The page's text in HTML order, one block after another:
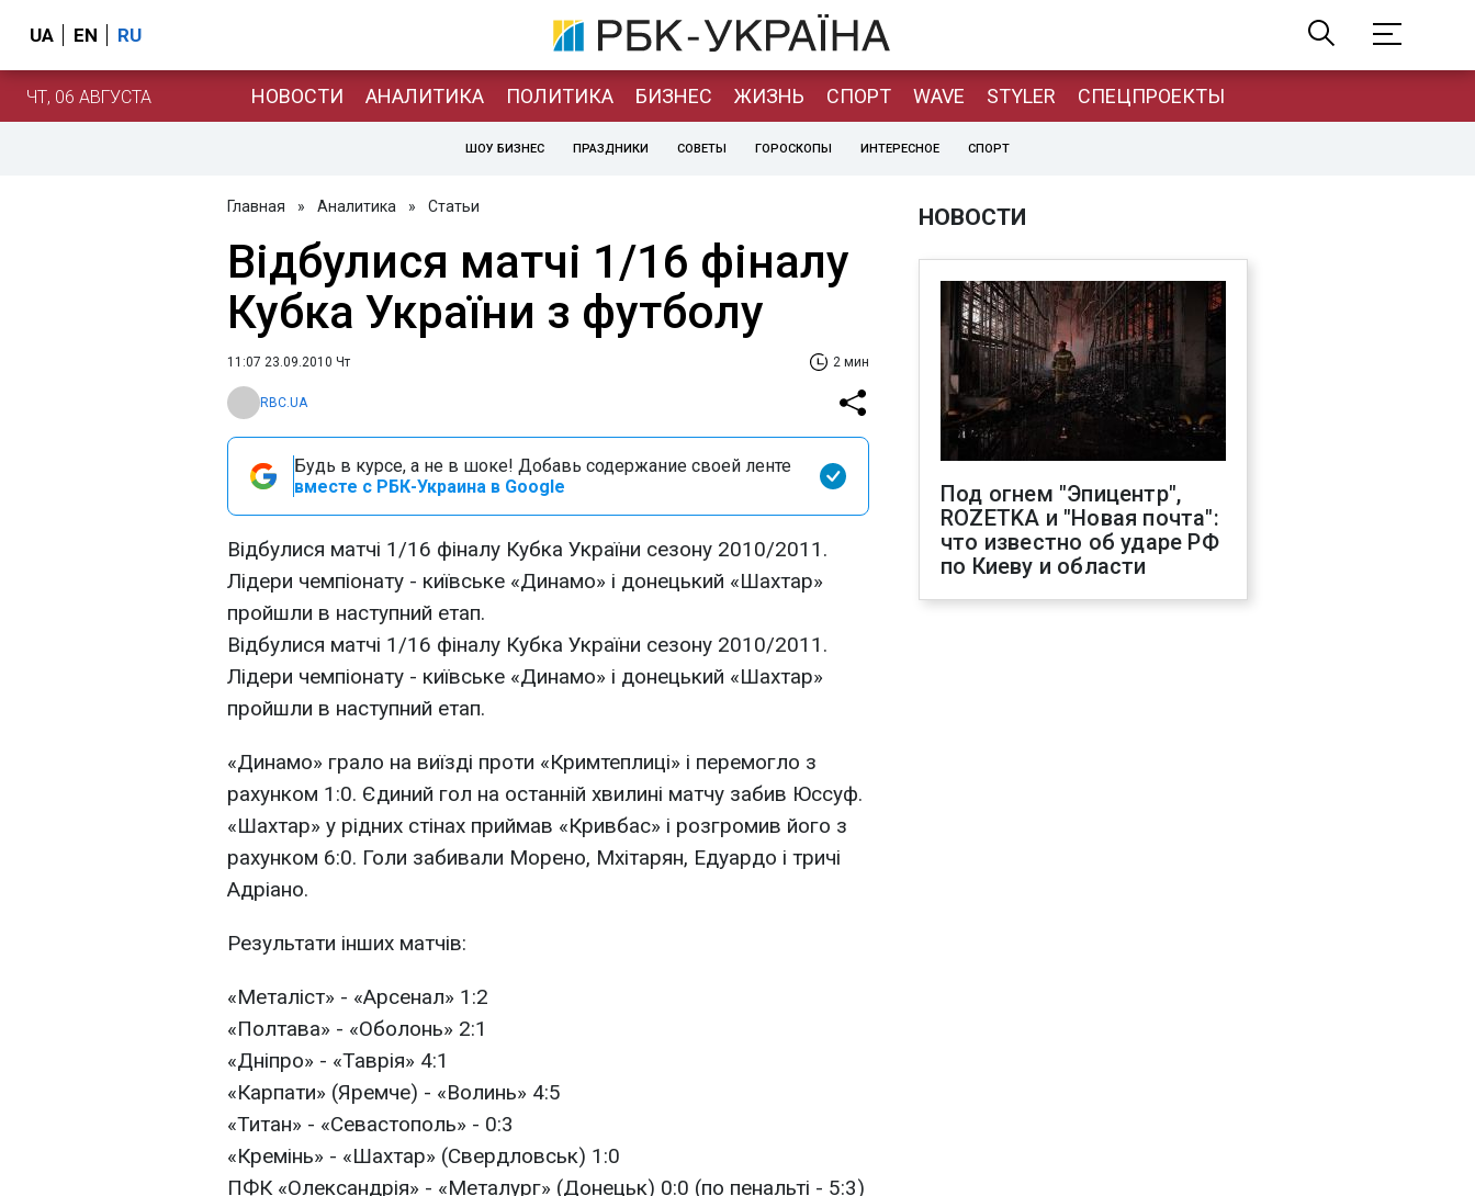
UA EN RU
ЧТ, 06 АВГУСТА НОВОСТИ АНАЛИТИКА ПОЛИТИКА БИЗНЕС ЖИЗНЬ СПОРТ WAVE STYLER СПЕЦПРОЕКТЫ
ШОУ БИЗНЕС ПРАЗДНИКИ СОВЕТЫ ГОРОСКОПЫ ИНТЕРЕСНОЕ СПОРТ
Главная » Аналитика » Статьи
Відбулися матчі 1/16 фіналу
Кубка України з футболу
11:07 23.09.2010 Чт 2 мин
RBC.UA
Будь в курсе, а не в шоке! Добавь содержание своей ленте
вместе с РБК-Украина в Google
Відбулися матчі 1/16 фіналу Кубка України сезону 2010/2011.
Лідери чемпіонату - київське «Динамо» і донецький «Шахтар»
пройшли в наступний етап.
Відбулися матчі 1/16 фіналу Кубка України сезону 2010/2011.
Лідери чемпіонату - київське «Динамо» і донецький «Шахтар»
пройшли в наступний етап.
«Динамо» грало на виїзді проти «Кримтеплиці» і перемогло з
рахунком 1:0. Єдиний гол на останній хвилині матчу забив Юссуф.
«Шахтар» у рідних стінах приймав «Кривбас» і розгромив його з
рахунком 6:0. Голи забивали Морено, Мхітарян, Едуардо і тричі
Адріано.
Результати інших матчів:
«Металіст» - «Арсенал» 1:2
«Полтава» - «Оболонь» 2:1
«Дніпро» - «Таврія» 4:1
«Карпати» (Яремче) - «Волинь» 4:5
«Титан» - «Севастополь» - 0:3
«Кремінь» - «Шахтар» (Свердловськ) 1:0
ПФК «Олександрія» - «Металург» (Донецьк) 0:0 (по пенальті - 5:3)
НОВОСТИ
Под огнем "Эпицентр",
ROZETKA и "Новая почта":
что известно об ударе РФ
по Киеву и области